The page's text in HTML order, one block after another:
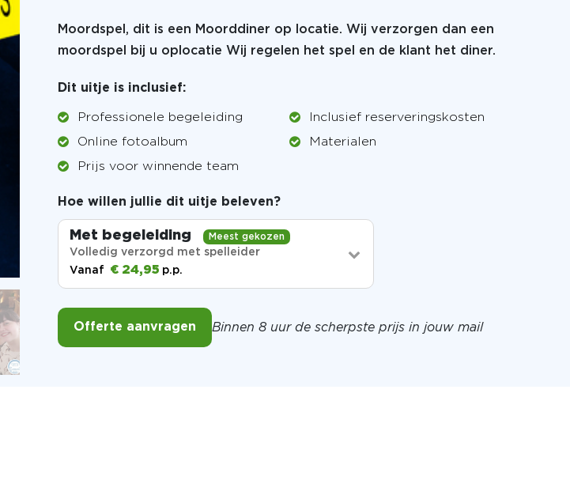
Moordspel, dit is een Moorddiner op locatie. Wij verzorgen dan een
moordspel bij u oplocatie Wij regelen het spel en de klant het diner.
Dit uitje is inclusief:
Professionele begeleiding Inclusief reserveringskosten
Online fotoalbum Materialen
Prijs voor winnende team
Hoe willen jullie dit uitje beleven?
Met begeleiding Meest gekozen
Volledig verzorgd met spelleider
Vanaf
€ 24,95 p.p.
Offerte aanvragen Binnen 8 uur de scherpste prijs in jouw mail